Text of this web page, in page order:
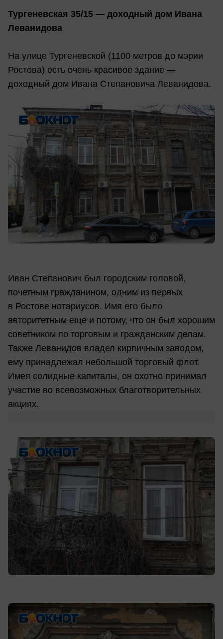
Тургеневская 35/15 — доходный дом Ивана
Леванидова
На улице Тургеневской (1100 метров до мэрии
Ростова) есть очень красивое здание —
доходный дом Ивана Степановича Леванидова.
Иван Степанович был городским головой,
почетным гражданином, одним из первых
в Ростове нотариусов. Имя его было
авторитетным еще и потому, что он был хорошим
советником по торговым и гражданским делам.
Также Леванидов владел кирпичным заводом,
ему принадлежал небольшой торговый флот.
Имея солидные капиталы, он охотно принимал
участие во всевозможных благотворительных
акциях.